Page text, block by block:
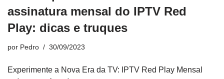
assinatura mensal do IPTV Red
Play: dicas e truques
por Pedro 30/09/2023
Experimente a Nova Era da TV: IPTV Red Play Mensal